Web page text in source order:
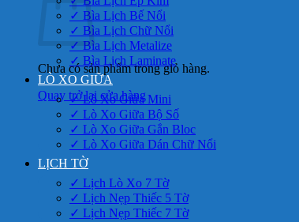
Chưa có sản phẩm trong giỏ hàng.
Quay trở lại cửa hàng
✓ Bìa Lịch Bế Nổi
✓ Bìa Lịch Chữ Nổi
✓ Bìa Lịch Metalize
✓ Bìa Lịch Laminate
LÒ XO GIỮA
✓ Lò Xo Giữa Mini
✓ Lò Xo Giữa Bộ Số
✓ Lò Xo Giữa Gắn Bloc
✓ Lò Xo Giữa Dán Chữ Nổi
LỊCH TỜ
✓ Lịch Lò Xo 7 Tờ
✓ Lịch Nẹp Thiếc 5 Tờ
✓ Lịch Nẹp Thiếc 7 Tờ